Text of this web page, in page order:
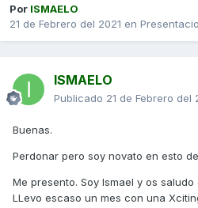
Por ISMAELO
21 de Febrero del 2021 en
ISMAELO
Publicado 21 de Febrero del
Buenas.
Perdonar pero soy novato en esto
Me presento. Soy Ismael y os
LLevo escaso un mes con una